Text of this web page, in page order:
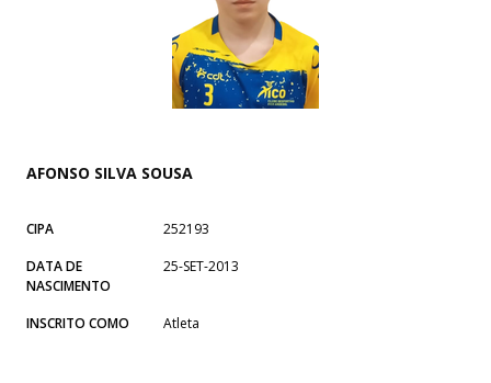
AFONSO SILVA SOUSA
CIPA
252193
DATA DE
NASCIMENTO
25-SET-2013
INSCRITO COMO Atleta